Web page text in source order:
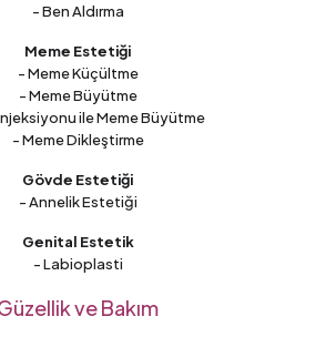
- Ben Aldırma
Meme Estetiği
- Meme Küçültme
- Meme Büyütme
ile Meme Büyütme
- Meme Dikleştirme
Gövde Estetiği
- Annelik Estetiği
Genital Estetik
- Labioplasti
ve Bakım